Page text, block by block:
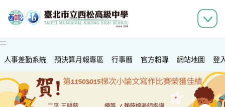
到
容
區
:::
人事差勤系統 預決算月報專區 行事曆 官方粉專 網站地圖 登